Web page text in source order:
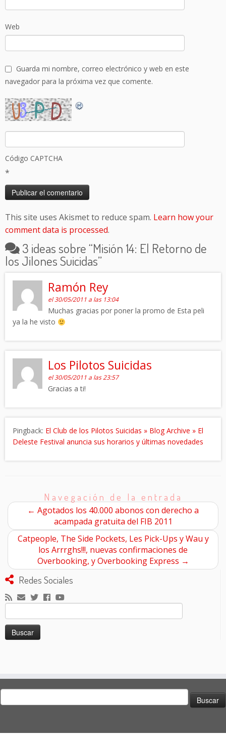
Web
Guarda mi nombre, correo electrónico y web en este
navegador para la próxima vez que comente.
Código CAPTCHA
*
This site uses Akismet to reduce spam. Learn how your
comment data is processed.
3 ideas sobre “Misión 14: El Retorno de
los Jilones Suicidas”
Ramón Rey
el 30/05/2011 a las 13:04
Muchas gracias por poner la promo de Esta peli
ya la he visto
Los Pilotos Suicidas
el 30/05/2011 a las 23:57
Gracias a ti!
Pingback: El Club de los Pilotos Suicidas » Blog Archive » El
Deleste Festival anuncia sus horarios y últimas novedades
Navegación de la entrada
← Agotados los 40.000 abonos con derecho a
acampada gratuita del FIB 2011
Catpeople, The Side Pockets, Les Pick-Ups y Wau y
los Arrrghs!!!, nuevas confirmaciones de
Overbooking, y Overbooking Express →
Redes Sociales
Buscar: